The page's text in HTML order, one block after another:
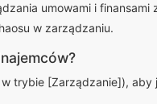
umowami i finansami
w zarządzaniu.
trybie [Zarządzanie]),